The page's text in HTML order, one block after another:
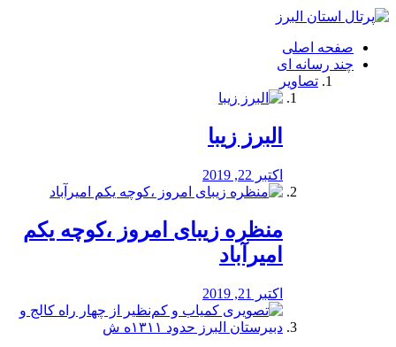
فصد
شرق
تهران
خشکشویی
صفحه اصلی
چند رسانه ای
تصاویر
البرز زیبا
اکتبر 22, 2019
منظره‌‌ زیبای امروز ،کوچه یکم
امیرآباد
اکتبر 21, 2019